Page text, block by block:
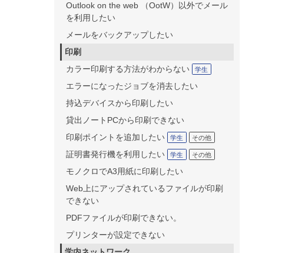
Outlook on the web （OotW）以外でメール
を利用したい
メールをバックアップしたい
印刷
カラー印刷する方法がわからない
学生
エラーになったジョブを消去したい
持込デバイスから印刷したい
貸出ノートPCから印刷できない
印刷ポイントを追加したい
学生 その他
証明書発行機を利用したい 学生 その他
モノクロでA3用紙に印刷したい
Web上にアップされているファイルが印刷
できない
PDFファイルが印刷できない。
プリンターが設定できない